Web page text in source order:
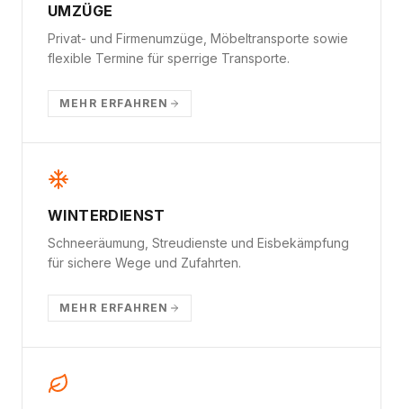
UMZÜGE
Privat- und Firmenumzüge, Möbeltransporte sowie
flexible Termine für sperrige Transporte.
MEHR ERFAHREN
WINTERDIENST
Schneeräumung, Streudienste und Eisbekämpfung
für sichere Wege und Zufahrten.
MEHR ERFAHREN